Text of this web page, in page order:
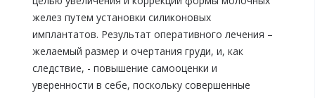
желез путем установки силиконовых
имплантатов. Результат оперативного лечения –
желаемый размер и очертания груди, и, как
следствие, - повышение самооценки и
уверенности в себе, поскольку совершенные